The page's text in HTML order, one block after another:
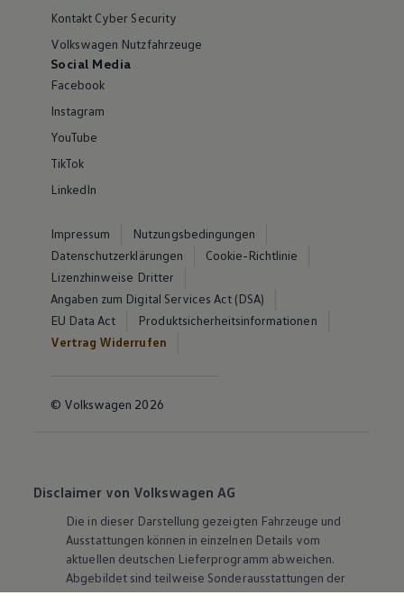
Kontakt Cyber Security
Volkswagen Nutzfahrzeuge
Social Media
Facebook
Instagram
YouTube
TikTok
LinkedIn
Impressum
Nutzungsbedingungen
Datenschutzerklärungen
Cookie-Richtlinie
Lizenzhinweise Dritter
Angaben zum Digital Services Act (DSA)
EU Data Act
Produktsicherheitsinformationen
Vertrag Widerrufen
© Volkswagen 2026
Disclaimer von Volkswagen AG
Die in dieser Darstellung gezeigten Fahrzeuge und
Ausstattungen können in einzelnen Details vom
aktuellen deutschen Lieferprogramm abweichen.
Abgebildet sind teilweise Sonderausstattungen der
Fahrzeuge gegen Mehrpreis.